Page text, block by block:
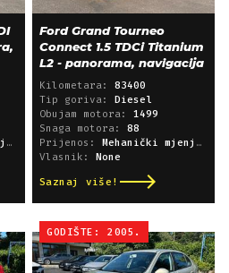
Ford Grand Tourneo
Connect 1.5 TDCi Titanium
L2 - panorama, navigacija
Kilometara: 83400
Tip goriva: Diesel
Obujam motora: 1499
Snaga motora: 88
Prijenos: Mehanički mjenjač
Vlasnik: None
Saznaj više!
GODIŠTE: 2005.